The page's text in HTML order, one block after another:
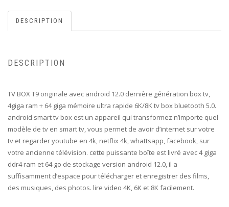
DESCRIPTION
DESCRIPTION
TV BOX T9 originale avec android 12.0 dernière génération box tv,
4giga ram + 64 giga mémoire ultra rapide 6K/8K tv box bluetooth 5.0.
android smart tv box est un appareil qui transformez n’importe quel
modèle de tv en smart tv, vous permet de avoir d’internet sur votre
tv et regarder youtube en 4k, netflix 4k, whattsapp, facebook, sur
votre ancienne télévision. cette puissante boîte est livré avec 4 giga
ddr4 ram et 64 go de stockage version android 12.0, il a
suffisamment d’espace pour télécharger et enregistrer des films,
des musiques, des photos. lire video 4K, 6K et 8K facilement.